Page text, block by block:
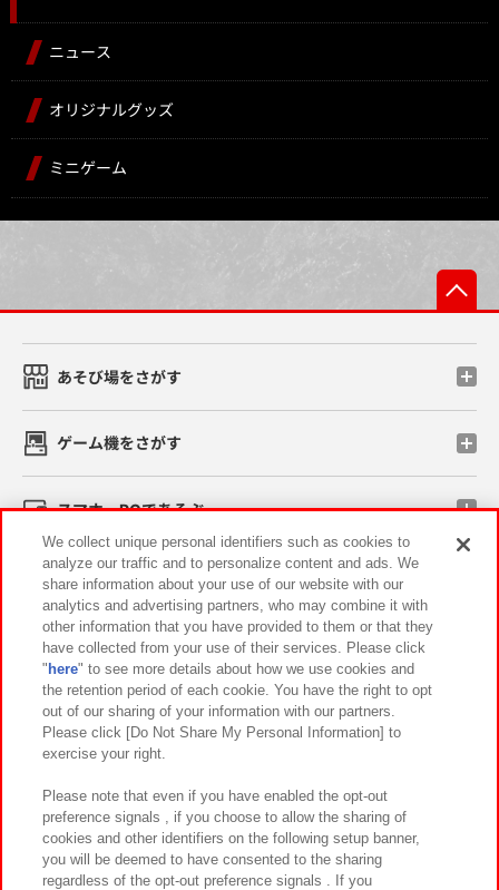
ニュース
オリジナルグッズ
ミニゲーム
あそび場をさがす
ゲーム機をさがす
スマホ・PCであそぶ
イベント・キャンペーン
関連会社 サステナビリティ サイトポリシー
プライバシーポリシー ウェブアクセシビリティ方針と検証結果
お取引先さまとともに
カスタマーハラスメント対応方針 よくあるご質問・お問い合わせ
We collect unique personal identifiers such as cookies to
analyze our traffic and to personalize content and ads. We
share information about your use of our website with our
analytics and advertising partners, who may combine it with
other information that you have provided to them or that they
have collected from your use of their services. Please click
" here" to see more details about how we use cookies and
the retention period of each cookie. You have the right to opt
out of our sharing of your information with our partners.
Please click [Do Not Share My Personal Information] to
exercise your right.
Please note that even if you have enabled the opt-out
preference signals , if you choose to allow the sharing of
cookies and other identifiers on the following setup banner,
you will be deemed to have consented to the sharing
regardless of the opt-out preference signals . If you